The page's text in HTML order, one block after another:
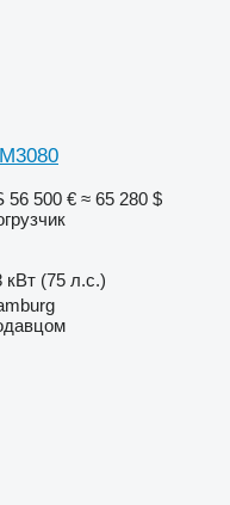
56 500 € ≈ 65 280 $
кВт (75 л.с.)